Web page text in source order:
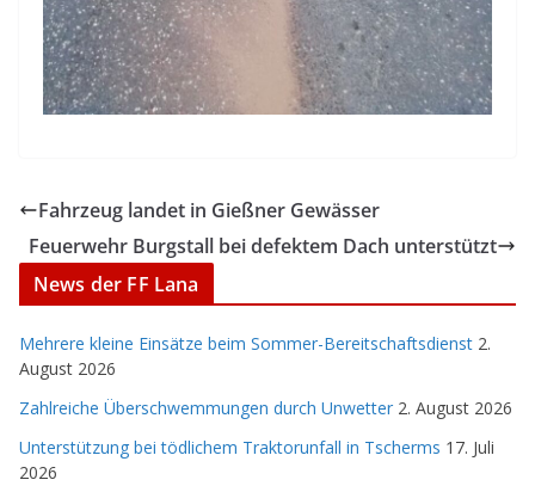
Fahrzeug landet in Gießner Gewässer
Feuerwehr Burgstall bei defektem Dach unterstützt
News der FF Lana
Mehrere kleine Einsätze beim Sommer-Bereitschaftsdienst 2.
August 2026
Zahlreiche Überschwemmungen durch Unwetter 2. August 2026
Unterstützung bei tödlichem Traktorunfall in Tscherms 17. Juli
2026